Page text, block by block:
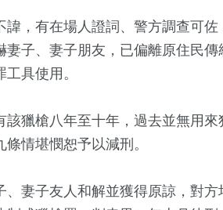
，有在場人證詞、警方調查可
子、妻子朋友，已偏離原住民
具使用。
獵槍八年至十年，過去並無用來
情堪憫恕予以減刑。
妻子友人和解並獲得原諒，對方
委選戰 演唱會